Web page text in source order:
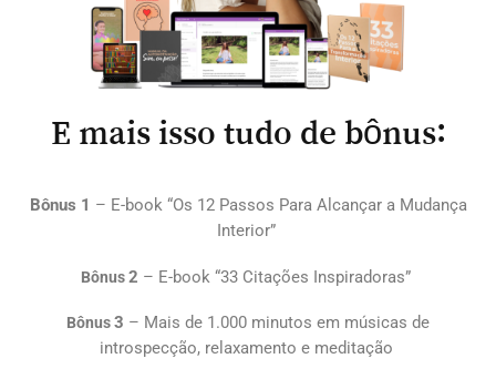
E mais isso tudo de bônus:
Bônus 1 – E-book “Os 12 Passos Para Alcançar a Mudança
Interior”
Bônus2 – E-book “33 Citações Inspiradoras”
Bônus3 – Mais de 1.000 minutos em músicas de
introspecção, relaxamento e meditação